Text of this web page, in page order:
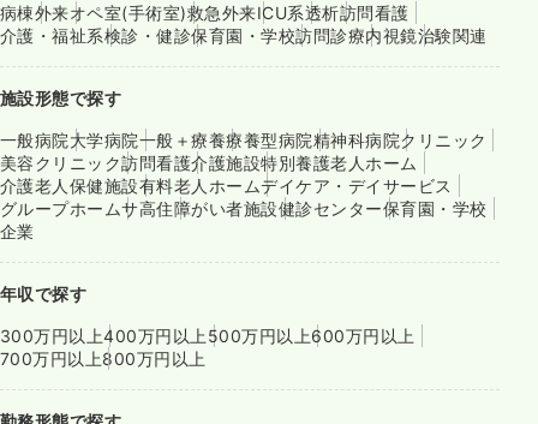
病棟外来オペ室(手術室)救急外来ICU系透析訪問看護
介護・福祉系検診・健診保育園・学校訪問診療内視鏡治験関連
施設形態で探す
一般病院大学病院一般＋療養療養型病院精神科病院クリニック
美容クリニック訪問看護介護施設特別養護老人ホーム
介護老人保健施設有料老人ホームデイケア・デイサービス
グループホームサ高住障がい者施設健診センター保育園・学校
企業
年収で探す
300万円以上400万円以上 500万円以上600万円以上
700万円以上800万円以上